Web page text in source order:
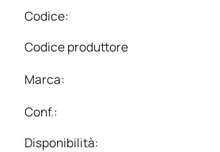
Codice:
Codice produttore
Marca:
Conf.:
Disponibilità: